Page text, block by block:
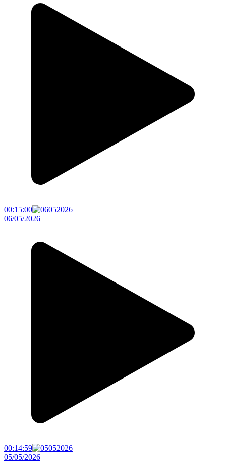
00:15:00
06/05/2026
00:14:59
05/05/2026